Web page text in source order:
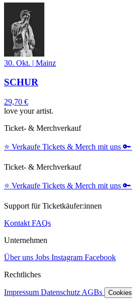
30. Okt. | Mainz
SCHUR
29,70 €
love your artist.
Ticket- & Merchverkauf
⭐️ Verkaufe Tickets & Merch mit uns 🔑
Ticket- & Merchverkauf
⭐️ Verkaufe Tickets & Merch mit uns 🔑
Support für Ticketkäufer:innen
Kontakt FAQs
Unternehmen
Über uns Jobs Instagram Facebook
Rechtliches
Impressum Datenschutz AGBs Cookies